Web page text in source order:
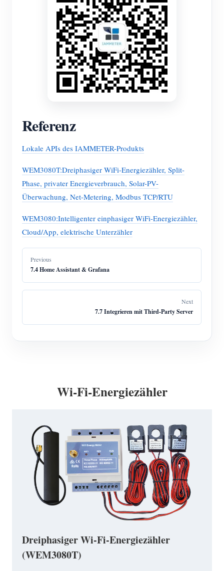
Referenz
Lokale APIs des IAMMETER-Produkts
WEM3080T:Dreiphasiger WiFi-Energiezähler, Split-
Phase, privater Energieverbrauch, Solar-PV-
Überwachung, Net-Metering, Modbus TCP/RTU
WEM3080:Intelligenter einphasiger WiFi-Energiezähler,
Cloud/App, elektrische Unterzähler
Previous
7.4 Home Assistant & Grafana
Next
7.7 Integrieren mit Third-Party Server
Wi-Fi-Energiezähler
Dreiphasiger Wi-Fi-Energiezähler
(WEM3080T)